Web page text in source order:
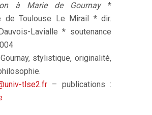
à Marie de Gournay*
de Toulouse Le Mirail * dir.
Lavialle * soutenance
stylistique, originalité,
tlse2.fr – publications :